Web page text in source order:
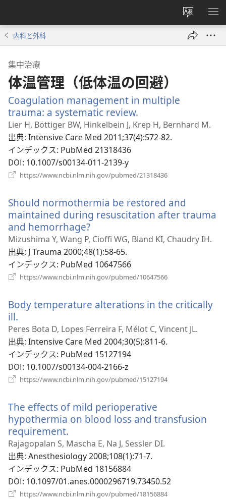
サ
イ
ト
メ
を
内科と外科
集中治療
体温管理（低体温の回避）
Coagulation management in multiple
trauma: a systematic review.
し
い
で
く）
Lier H, Böttiger BW, Hinkelbein J, Krep H, Bernhard M.
出典‎: Intensive Care Med 2011;37(4):572-82.
インデックス‎: PubMed 21318436
DOI‎: 10.1007/s00134-011-2139-y
https://www.ncbi.nlm.nih.gov/pubmed/21318436
タ
ブ
で
く）
Should normothermia be restored and
maintained during resuscitation after trauma
and hemorrhage?
し
い
タ
ブ
開
く）
Mizushima Y, Wang P, Cioffi WG, Bland KI, Chaudry IH.
出典‎: J Trauma 2000;48(1):58-65.
インデックス‎: PubMed 10647566
https://www.ncbi.nlm.nih.gov/pubmed/10647566
タ
開
Body temperature alterations in the critically
ill.
し
い
タ
ブ
で
く）
Peres Bota D, Lopes Ferreira F, Mélot C, Vincent JL.
出典‎: Intensive Care Med 2004;30(5):811-6.
インデックス‎: PubMed 15127194
DOI‎: 10.1007/s00134-004-2166-z
https://www.ncbi.nlm.nih.gov/pubmed/15127194
ブ
で
The effects of mild perioperative
hypothermia on blood loss and transfusion
requirement.
し
い
タ
ブ
で
Rajagopalan S, Mascha E, Na J, Sessler DI.
出典‎: Anesthesiology 2008;108(1):71-7.
インデックス‎: PubMed 18156884
DOI‎: 10.1097/01.anes.0000296719.73450.52
https://www.ncbi.nlm.nih.gov/pubmed/18156884